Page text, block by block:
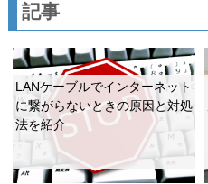
記事
LANケーブルでインターネット
に繋がらないときの原因と対処
法を紹介